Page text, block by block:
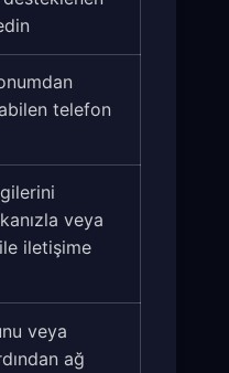
telefon
veya
iletişime
veya
ağ